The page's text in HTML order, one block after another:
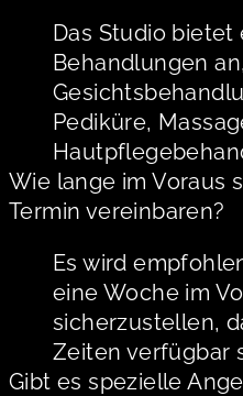
Das Studio bietet
Behandlungen
Pediküre,
Wie lange im Voraus
Termin vereinbaren?
Es wird
eine Woche im
sicherzustellen,
Zeiten verfügbar
Gibt es spezielle